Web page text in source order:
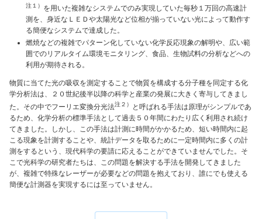
注１） を用いた複雑なシステムでのみ実現していた毎秒１万回の高速計
測を、身近なＬＥＤや太陽光など位相が揃っていない光によって動作す
る簡便なシステムで達成した。
燃焼などの複雑でパターン化していない化学反応現象の解明や、広い範
囲でのリアルタイム環境モニタリング、食品、生物試料の分析などへの
利用が期待される。
物質に当てた光の吸収を測定することで物質を構成する分子種を同定する化
学分析法は、２０世紀後半以降の科学と産業の発展に大きく寄与してきまし
た。その中でフーリエ変換分光法注２）
と呼ばれる手法は原理がシンプルであ
るため、化学分析の標準手法として過去５０年間にわたり広く利用され続け
てきました。しかし、この手法は計測に時間がかかるため、短い時間内に起
こる現象を計測することや、統計データを取るために一定時間内に多くの計
測をするという、現代科学の要請に応えることができていませんでした。そ
こで光科学の研究者たちは、この問題を解決する手法を開発してきました
が、複雑で特殊なレーザーが必要などの問題を抱えており、誰にでも使える
簡便な計測器を実現するには至っていません。